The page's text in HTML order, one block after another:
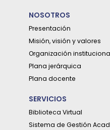
NOSOTROS
Presentación
Misión, visión y valores
Organización
Plana jerárquica
Plana docente
SERVICIOS
Biblioteca Virtual
Sistema de Gestión